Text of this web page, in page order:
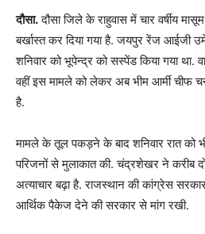
दौसा.दौसा जिले के राहुवास में चार वर्षीय
बर्खास्त कर दिया गया है. जयपुर रेंज आईजी
शनिवार को भूपेन्द्र को सस्पेंड किया गया था.
वहीं इस मामले को लेकर अब भीम आर्मी चीफ
है.
मामले के तूल पकड़ने के बाद शनिवार रात को
परिजनों से मुलाकात की. चंद्रशेखर ने करीब
अत्याचार बढ़ा है. राजस्थान की कांग्रेस
आर्थिक पैकेज देने की सरकार से मांग रखी.